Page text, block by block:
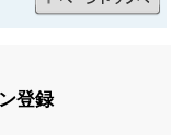
登録